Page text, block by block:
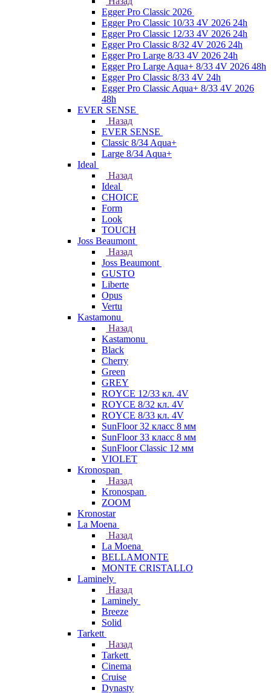
Egger Pro Classic 2026
Egger Pro Classic 10/33 4V 2026 24h
Egger Pro Classic 12/33 4V 2026 24h
Egger Pro Classic 8/32 4V 2026 24h
Egger Pro Large 8/33 4V 2026 24h
Egger Pro Large Aqua+ 8/33 4V 2026 48h
Egger Pro Classic 8/33 4V 24h
Egger Pro Classic Aqua+ 8/33 4V 2026
48h
EVER SENSE
Назад
EVER SENSE
Classic 8/34 Aqua+
Large 8/34 Aqua+
Ideal
Назад
Ideal
CHOICE
Form
Look
TOUCH
Joss Beaumont
Назад
Joss Beaumont
GUSTO
Liberte
Opus
Vertu
Kastamonu
Назад
Kastamonu
Black
Cherry
Green
GREY
ROYCE 12/33 кл. 4V
ROYCE 8/32 кл. 4V
ROYCE 8/33 кл. 4V
SunFloor 32 класс 8 мм
SunFloor 33 класс 8 мм
SunFloor Classic 12 мм
VIOLET
Kronospan
Назад
Kronospan
ZOOM
Kronostar
La Moena
Назад
La Moena
BELLAMONTE
MONTE CRISTALLO
Laminely
Назад
Laminely
Breeze
Solid
Tarkett
Назад
Tarkett
Cinema
Cruise
Dynasty